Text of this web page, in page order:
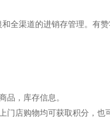
全渠道的进销存管理。有
品，库存信息。
门店购物均可获取积分，也